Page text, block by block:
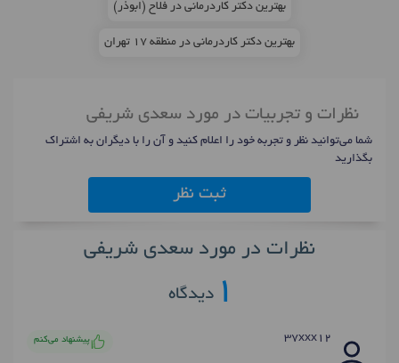
بهترین دکتر کاردرمانی در فلاح (ابوذر)
بهترین دکتر کاردرمانی در منطقه 17 تهران
نظرات و تجربیات در مورد سعدی شریفی
شما می‌توانید نظر و تجربه خود را اعلام کنید و آن را با دیگران به اشتراک
بگذارید
ثبت نظر
نظرات در مورد سعدی شریفی
1دیدگاه
37xxx12 پیشنهاد می‌کنم